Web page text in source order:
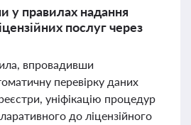
у правилах надання
послуг через
впровадивши
перевірку даних
уніфікацію процедур
до ліцензійного